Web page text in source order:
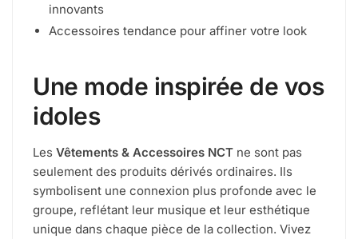
innovants
Accessoires tendance pour affiner votre look
Une mode inspirée de vos
idoles
Les Vêtements & Accessoires NCT ne sont pas
seulement des produits dérivés ordinaires. Ils
symbolisent une connexion plus profonde avec le
groupe, reflétant leur musique et leur esthétique
unique dans chaque pièce de la collection. Vivez